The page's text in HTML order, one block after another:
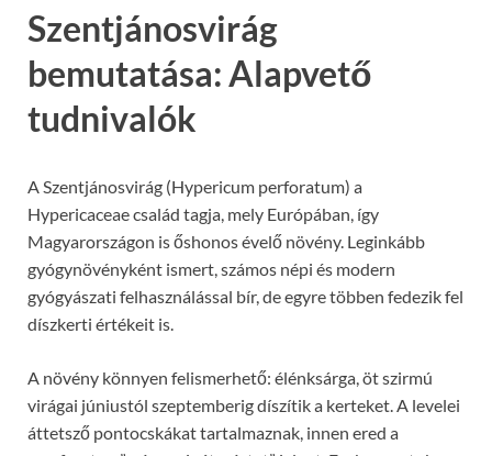
Szentjánosvirág
bemutatása: Alapvető
tudnivalók
A Szentjánosvirág (Hypericum perforatum) a
Hypericaceae család tagja, mely Európában, így
Magyarországon is őshonos évelő növény. Leginkább
gyógynövényként ismert, számos népi és modern
gyógyászati felhasználással bír, de egyre többen fedezik fel
díszkerti értékeit is.
A növény könnyen felismerhető: élénksárga, öt szirmú
virágai júniustól szeptemberig díszítik a kerteket. A levelei
áttetsző pontocskákat tartalmaznak, innen ered a